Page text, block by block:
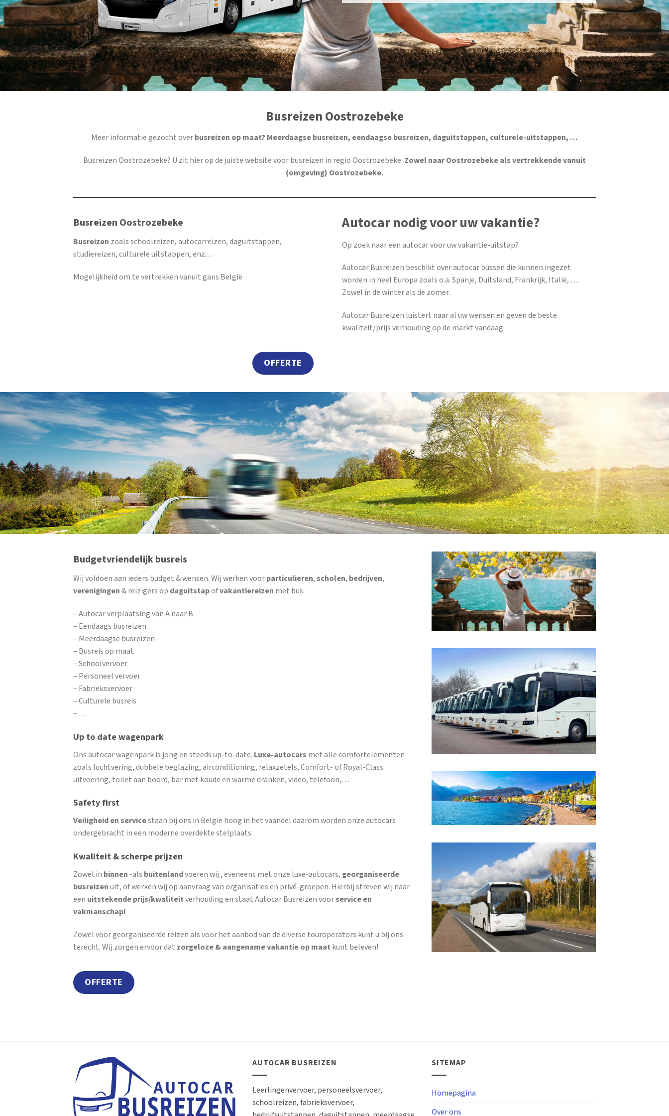
Busreizen Oostrozebeke
Meer informatie gezocht overbusreizen op maat? Meerdaagse busreizen, eendaagse busreizen, daguitstappen, culturele-uitstappen, …
Busreizen Oostrozebeke? U zit hier op de juiste website voor busreizen in regio Oostrozebeke. Zowel naar Oostrozebeke als vertrekkende vanuit
(omgeving) Oostrozebeke.
Busreizen Oostrozebeke
Busreizen zoals schoolreizen, autocarreizen, daguitstappen,
studiereizen, culturele uitstappen, enz…
Mogelijkheid om te vertrekken vanuit gans België.
Autocar nodig voor uw vakantie?
Op zoek naar een autocar voor uw vakantie-uitstap?
Autocar Busreizen beschikt over autocar bussen die kunnen ingezet
worden in heel Europa zoals o.a. Spanje, Duitsland, Frankrijk, Italië, …
Zowel in de winter als de zomer.
Autocar Busreizen luistert naar al uw wensen en geven de beste
kwaliteit/prijs verhouding op de markt vandaag.
OFFERTE
Budgetvriendelijk busreis
Wij voldoen aan ieders budget & wensen. Wij werken voorparticulieren,scholen, bedrijven,
verenigingen& reizigers op daguitstapofvakantiereizen met bus.
– Autocar verplaatsing van A naar B
– Eendaags busreizen
– Meerdaagse busreizen
– Busreis op maat
– Schoolvervoer
– Personeel vervoer
– Fabrieksvervoer
– Culturele busreis
– …
Up to date wagenpark
Ons autocar wagenpark is jong en steeds up-to-date. Luxe-autocars met alle comfortelementen
zoals luchtvering, dubbele beglazing, airconditioning, relaxzetels, Comfort- of Royal-Class
uitvoering, toilet aan boord, bar met koude en warme dranken, video, telefoon,…
Safety first
Veiligheid en servicestaan bij ons in Belgie hoog in het vaandel daarom worden onze autocars
ondergebracht in een moderne overdekte stelplaats.
Kwaliteit & scherpe prijzen
Zowel in binnen -als buitenlandvoeren wij , eveneens met onze luxe-autocars, georganiseerde
busreizenuit, of werken wij op aanvraag van organisaties en privé-groepen. Hierbij streven wij naar
een uitstekende prijs/kwaliteitverhouding en staat Autocar Busreizen voorservice en
vakmanschap!
Zowel voor georganiseerde reizen als voor het aanbod van de diverse touroperators kunt u bij ons
terecht. Wij zorgen ervoor dat zorgeloze & aangename vakantie op maat kunt beleven!
OFFERTE
AUTOCAR BUSREIZEN
Leerlingenvervoer, personeelsvervoer,
schoolreizen, fabrieksvervoer,
SITEMAP
Homepagina
Over ons